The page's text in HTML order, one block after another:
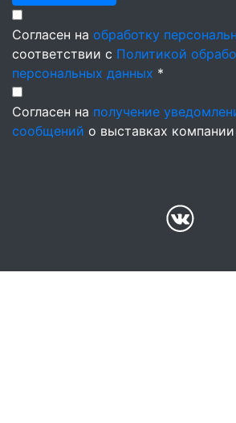
Согласен на обработку
соответствии с Политикой
персональных данных *
Согласен на получение
сообщений о выставках